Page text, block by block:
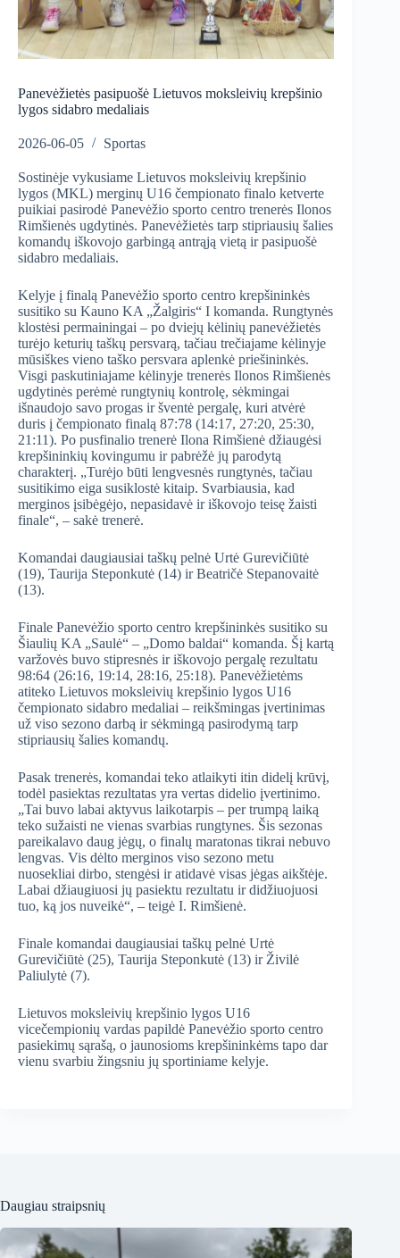
Panevėžietės pasipuošė Lietuvos moksleivių krepšinio
lygos sidabro medaliais
2026-06-05 Sportas
Sostinėje vykusiame Lietuvos moksleivių krepšinio
lygos (MKL) merginų U16 čempionato finalo ketverte
puikiai pasirodė Panevėžio sporto centro trenerės Ilonos
Rimšienės ugdytinės. Panevėžietės tarp stipriausių šalies
komandų iškovojo garbingą antrąją vietą ir pasipuošė
sidabro medaliais.
Kelyje į finalą Panevėžio sporto centro krepšininkės
susitiko su Kauno KA „Žalgiris“ I komanda. Rungtynės
klostėsi permainingai – po dviejų kėlinių panevėžietės
turėjo keturių taškų persvarą, tačiau trečiajame kėlinyje
mūsiškes vieno taško persvara aplenkė priešininkės.
Visgi paskutiniajame kėlinyje trenerės Ilonos Rimšienės
ugdytinės perėmė rungtynių kontrolę, sėkmingai
išnaudojo savo progas ir šventė pergalę, kuri atvėrė
duris į čempionato finalą 87:78 (14:17, 27:20, 25:30,
21:11). Po pusfinalio trenerė Ilona Rimšienė džiaugėsi
krepšininkių kovingumu ir pabrėžė jų parodytą
charakterį. „Turėjo būti lengvesnės rungtynės, tačiau
susitikimo eiga susiklostė kitaip. Svarbiausia, kad
merginos įsibėgėjo, nepasidavė ir iškovojo teisę žaisti
finale“, – sakė trenerė.
Komandai daugiausiai taškų pelnė Urtė Gurevičiūtė
(19), Taurija Steponkutė (14) ir Beatričė Stepanovaitė
(13).
Finale Panevėžio sporto centro krepšininkės susitiko su
Šiaulių KA „Saulė“ – „Domo baldai“ komanda. Šį kartą
varžovės buvo stipresnės ir iškovojo pergalę rezultatu
98:64 (26:16, 19:14, 28:16, 25:18). Panevėžietėms
atiteko Lietuvos moksleivių krepšinio lygos U16
čempionato sidabro medaliai – reikšmingas įvertinimas
už viso sezono darbą ir sėkmingą pasirodymą tarp
stipriausių šalies komandų.
Pasak trenerės, komandai teko atlaikyti itin didelį krūvį,
todėl pasiektas rezultatas yra vertas didelio įvertinimo.
„Tai buvo labai aktyvus laikotarpis – per trumpą laiką
teko sužaisti ne vienas svarbias rungtynes. Šis sezonas
pareikalavo daug jėgų, o finalų maratonas tikrai nebuvo
lengvas. Vis dėlto merginos viso sezono metu
nuosekliai dirbo, stengėsi ir atidavė visas jėgas aikštėje.
Labai džiaugiuosi jų pasiektu rezultatu ir didžiuojuosi
tuo, ką jos nuveikė“, – teigė I. Rimšienė.
Finale komandai daugiausiai taškų pelnė Urtė
Gurevičiūtė (25), Taurija Steponkutė (13) ir Živilė
Paliulytė (7).
Lietuvos moksleivių krepšinio lygos U16
vicečempionių vardas papildė Panevėžio sporto centro
pasiekimų sąrašą, o jaunosioms krepšininkėms tapo dar
vienu svarbiu žingsniu jų sportiniame kelyje.
Daugiau straipsnių